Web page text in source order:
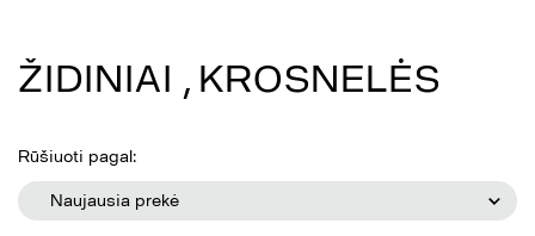
ŽIDINIAI , KROSNELĖS
Rūšiuoti pagal:
Naujausia prekė